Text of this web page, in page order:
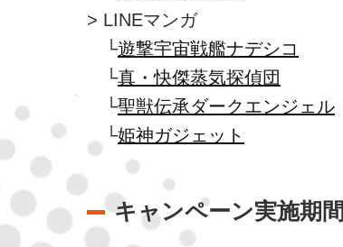
> LINEマンガ
└遊撃宇宙戦艦ナデシコ
└真・快傑蒸気探偵団
└聖獣伝承ダークエンジェル
└姫神ガジェット
キャンペーン実施期間